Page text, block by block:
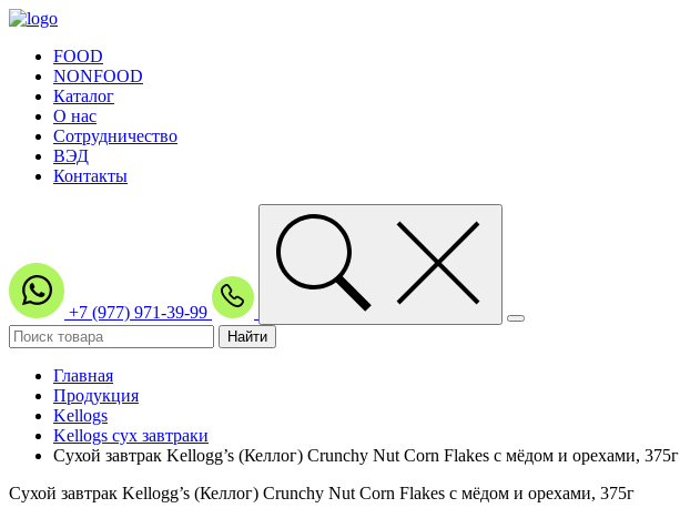
FOOD
NONFOOD
Каталог
О нас
Сотрудничество
ВЭД
Контакты
+7 (977) 971-39-99
Главная
Продукция
Kellogs
Kellogs сух завтраки
Сухой завтрак Kellogg’s (Келлог) Crunchy Nut Corn Flakes с мёдом и орехами, 375г
Сухой завтрак Kellogg’s (Келлог) Crunchy Nut Corn Flakes с мёдом и орехами, 375г